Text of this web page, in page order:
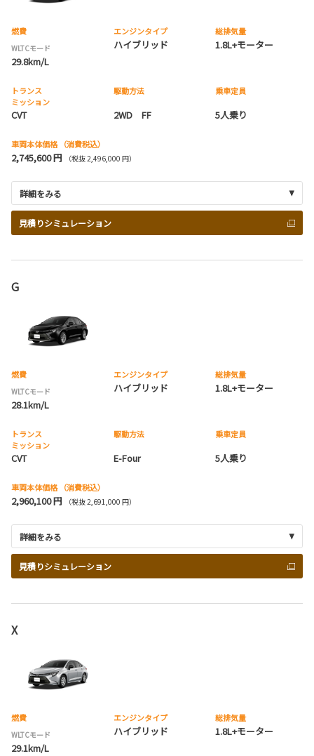
燃費
WLTCモード
29.8km/L
エンジンタイプ
ハイブリッド
総排気量
1.8L+モーター
トランス
ミッション
CVT
駆動方法
2WD FF
乗車定員
5人乗り
車両本体価格 （消費税込）
2,745,600 円 （税抜 2,496,000 円）
詳細をみる
見積りシミュレーション
G
燃費
WLTCモード
28.1km/L
エンジンタイプ
ハイブリッド
総排気量
1.8L+モーター
トランス
ミッション
CVT
駆動方法
E-Four
乗車定員
5人乗り
車両本体価格 （消費税込）
2,960,100 円 （税抜 2,691,000 円）
詳細をみる
見積りシミュレーション
X
燃費
WLTCモード
29.1km/L
エンジンタイプ
ハイブリッド
総排気量
1.8L+モーター